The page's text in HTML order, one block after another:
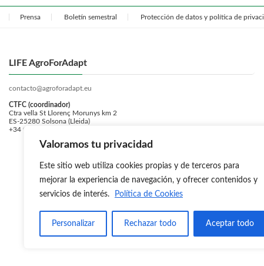
Valoramos tu privacidad
Este sitio web utiliza cookies propias y de terceros para
mejorar la experiencia de navegación, y ofrecer contenidos y
servicios de interés.
Política de Cookies
Personalizar Rechazar todo Aceptar todo
Prensa Boletín semestral Protección de datos y política de
LIFE AgroForAdapt
contacto@agroforadapt.eu
CTFC (coordinador)
Ctra vella St Llorenç Morunys km 2
ES-25280 Solsona (Lleida)
+34 973 481 752